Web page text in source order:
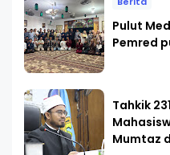
Pulut
Pemred
Tahkik
Mumtaz